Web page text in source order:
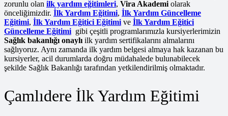
zorunlu olan ilk yardım eğitimleri, Vira Akademi olarak
önceliğimizdir. İlk Yardım Eğitimi, İlk Yardım Güncelleme
Eğitimi, İlk Yardım Eğitici Eğitimi ve İlk Yardım Eğitici
Güncelleme Eğitimi gibi çeşitli programlarımızla kursiyerlerimizin
Sağlık bakanlığı onaylı ilk yardım sertifikalarını almalarını
sağlıyoruz. Aynı zamanda ilk yardım belgesi almaya hak kazanan bu
kursiyerler, acil durumlarda doğru müdahalede bulunabilecek
şekilde Sağlık Bakanlığı tarafından yetkilendirilmiş olmaktadır.
Çamlıdere İlk Yardım Eğitimi